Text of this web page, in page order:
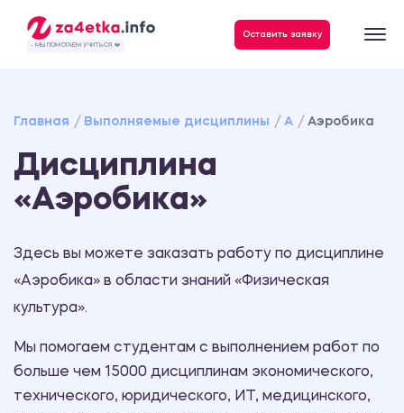
- МЫ ПОМОГАЕМ УЧИТЬСЯ ❤️
Оставить заявку
Главная Выполняемые дисциплины А Аэробика
Дисциплина
«Аэробика»
Здесь вы можете заказать работу по дисциплине
«Аэробика» в области знаний «Физическая
культура».
Мы помогаем студентам с выполнением работ по
больше чем 15000 дисциплинам экономического,
технического, юридического, ИТ, медицинского,